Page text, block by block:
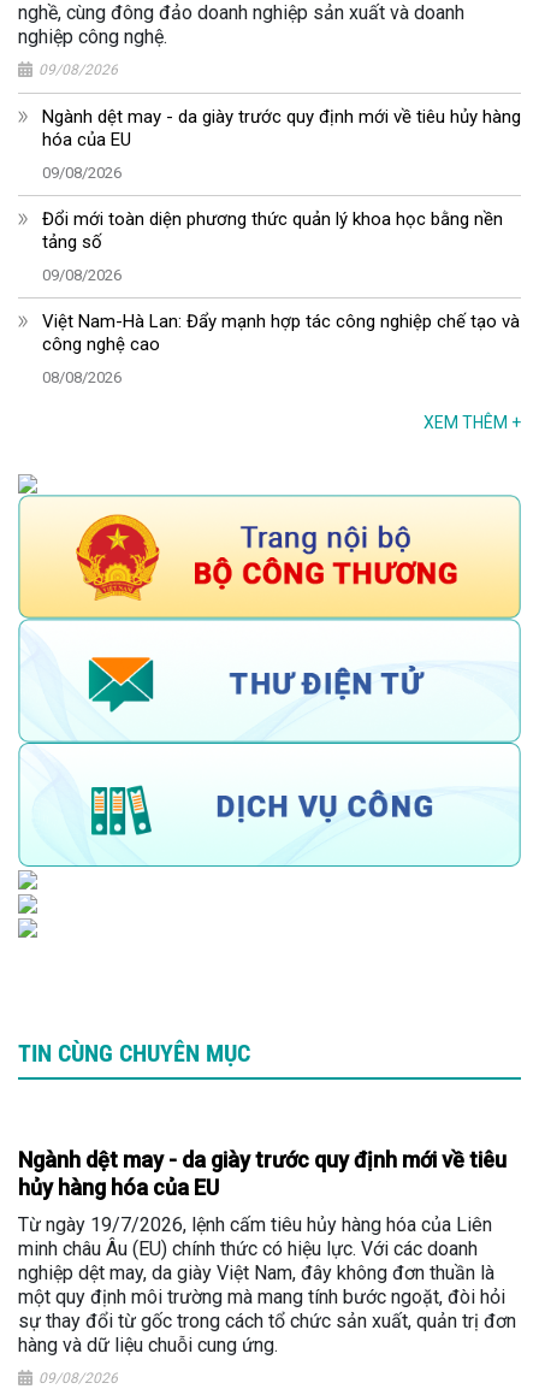
nghề, cùng đông đảo doanh nghiệp sản xuất và doanh
nghiệp công nghệ.
09/08/2026
Ngành dệt may - da giày trước quy định mới về tiêu hủy hàng
hóa của EU
09/08/2026
Đổi mới toàn diện phương thức quản lý khoa học bằng nền
tảng số
09/08/2026
Việt Nam-Hà Lan: Đẩy mạnh hợp tác công nghiệp chế tạo và
công nghệ cao
08/08/2026
XEM THÊM +
TIN CÙNG CHUYÊN MỤC
Ngành dệt may - da giày trước quy định mới về tiêu
hủy hàng hóa của EU
Từ ngày 19/7/2026, lệnh cấm tiêu hủy hàng hóa của Liên
minh châu Âu (EU) chính thức có hiệu lực. Với các doanh
nghiệp dệt may, da giày Việt Nam, đây không đơn thuần là
một quy định môi trường mà mang tính bước ngoặt, đòi hỏi
sự thay đổi từ gốc trong cách tổ chức sản xuất, quản trị đơn
hàng và dữ liệu chuỗi cung ứng.
09/08/2026